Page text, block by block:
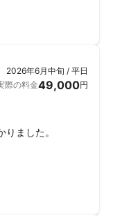
2026年6月中旬 / 平日
際の料金49,000円
ました。